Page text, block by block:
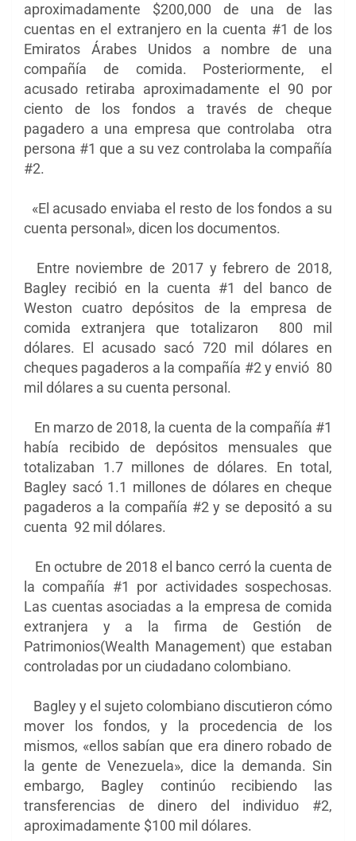
aproximadamente $200,000 de una de las
cuentas en el extranjero en la cuenta #1 de los
Emiratos Árabes Unidos a nombre de una
compañía de comida. Posteriormente, el
acusado retiraba aproximadamente el 90 por
ciento de los fondos a través de cheque
pagadero a una empresa que controlaba otra
persona #1 que a su vez controlaba la compañía
#2.
«El acusado enviaba el resto de los fondos a su
cuenta personal», dicen los documentos.
Entre noviembre de 2017 y febrero de 2018,
Bagley recibió en la cuenta #1 del banco de
Weston cuatro depósitos de la empresa de
comida extranjera que totalizaron 800 mil
dólares. El acusado sacó 720 mil dólares en
cheques pagaderos a la compañía #2 y envió 80
mil dólares a su cuenta personal.
En marzo de 2018, la cuenta de la compañía #1
había recibido de depósitos mensuales que
totalizaban 1.7 millones de dólares. En total,
Bagley sacó 1.1 millones de dólares en cheque
pagaderos a la compañía #2 y se depositó a su
cuenta 92 mil dólares.
En octubre de 2018 el banco cerró la cuenta de
la compañía #1 por actividades sospechosas.
Las cuentas asociadas a la empresa de comida
extranjera y a la firma de Gestión de
Patrimonios(Wealth Management) que estaban
controladas por un ciudadano colombiano.
Bagley y el sujeto colombiano discutieron cómo
mover los fondos, y la procedencia de los
mismos, «ellos sabían que era dinero robado de
la gente de Venezuela», dice la demanda. Sin
embargo, Bagley continúo recibiendo las
transferencias de dinero del individuo #2,
aproximadamente $100 mil dólares.